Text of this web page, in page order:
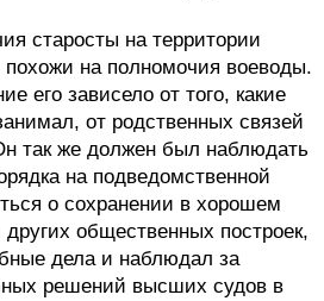
старосты на территории
похожи на полномочия воеводы.
его зависело от того, какие
от родственных связей
так же должен был наблюдать
на подведомственной
о сохранении в хорошем
общественных построек,
дела и наблюдал за
решений высших судов в